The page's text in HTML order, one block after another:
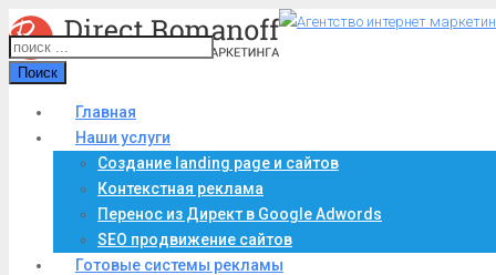
Поиск
Главная
Наши услуги
Создание landing page и сайтов
Контекстная реклама
Перенос из Директ в Google Adwords
SEO продвижение сайтов
Готовые системы рекламы